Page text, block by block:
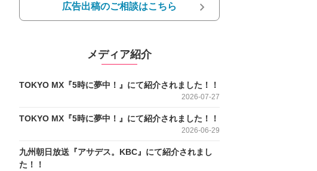
広告出稿のご相談はこちら
メディア紹介
TOKYO MX『5時に夢中！』にて紹介されました！！
2026-07-27
TOKYO MX『5時に夢中！』にて紹介されました！！
2026-06-29
九州朝日放送『アサデス。KBC』にて紹介されまし
た！！